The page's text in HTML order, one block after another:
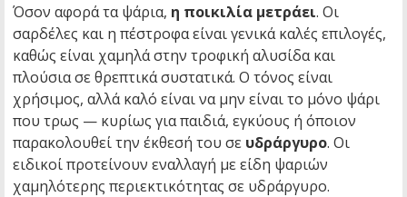
Όσον αφορά τα ψάρια, η ποικιλία μετράει. Οι
σαρδέλες και η πέστροφα είναι γενικά καλές επιλογές,
καθώς είναι χαμηλά στην τροφική αλυσίδα και
πλούσια σε θρεπτικά συστατικά. Ο τόνος είναι
χρήσιμος, αλλά καλό είναι να μην είναι το μόνο ψάρι
που τρως — κυρίως για παιδιά, εγκύους ή όποιον
παρακολουθεί την έκθεσή του σε υδράργυρο. Οι
ειδικοί προτείνουν εναλλαγή με είδη ψαριών
χαμηλότερης περιεκτικότητας σε υδράργυρο.